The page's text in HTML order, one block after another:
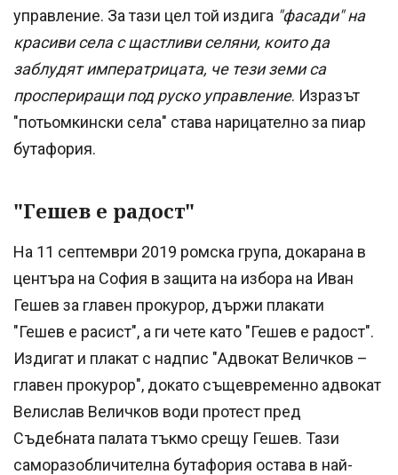
управление. За тази цел той издига "фасади" на
красиви села с щастливи селяни, които да
заблудят императрицата, че тези земи са
проспериращи под руско управление. Изразът
"потьомкински села" става нарицателно за пиар
бутафория.
"Гешев е радост"
На 11 септември 2019 ромска група, докарана в
центъра на София в защита на избора на Иван
Гешев за главен прокурор, държи плакати
"Гешев е расист", а ги чете като "Гешев е радост".
Издигат и плакат с надпис "Адвокат Величков –
главен прокурор", докато същевременно адвокат
Велислав Величков води протест пред
Съдебната палата тъкмо срещу Гешев. Тази
саморазобличителна бутафория остава в най-